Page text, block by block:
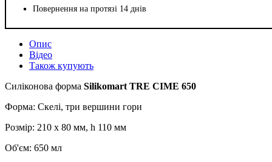
Повернення на протязі 14 днів
Опис
Відео
Також купують
Силіконова форма Silikomart TRE CIME 650
Форма: Скелі, три вершини гори
Розмір: 210 х 80 мм, h 110 мм
Об'єм: 650 мл